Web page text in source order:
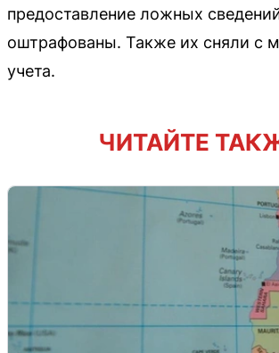
предоставление ложных
оштрафованы. Также их сняли с
учета.
ЧИТАЙТЕ